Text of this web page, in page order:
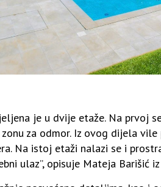
je u dvije etaže. Na prvoj
za odmor. Iz ovog dijela
Na istoj etaži nalazi se i
ulaz”, opisuje Mateja Barišić